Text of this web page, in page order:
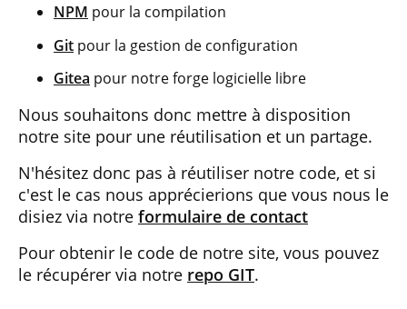
NPM pour la compilation
Git pour la gestion de configuration
Gitea pour notre forge logicielle libre
Nous souhaitons donc mettre à disposition
notre site pour une réutilisation et un partage.
N'hésitez donc pas à réutiliser notre code, et si
c'est le cas nous apprécierions que vous nous le
disiez via notre formulaire de contact
Pour obtenir le code de notre site, vous pouvez
le récupérer via notre repo GIT.